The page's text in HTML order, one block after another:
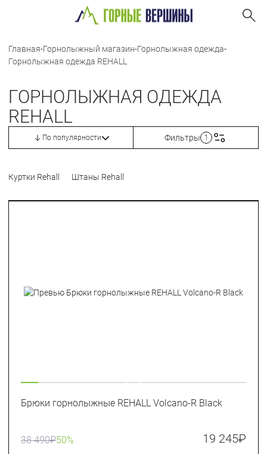
Главная-Горнолыжный магазин-Горнолыжная одежда-
Горнолыжная одежда REHALL
ГОРНОЛЫЖНАЯ ОДЕЖДА
REHALL
По популярности Фильтры 1
Куртки Rehall Штаны Rehall
Брюки горнолыжные REHALL Volcano-R Black
38 490₽50% 19 245₽